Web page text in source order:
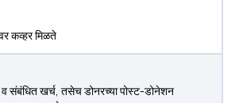
कव्हर मिळते
व संबंधित खर्च, तसेच डोनरच्या पोस्ट-डोनेशन